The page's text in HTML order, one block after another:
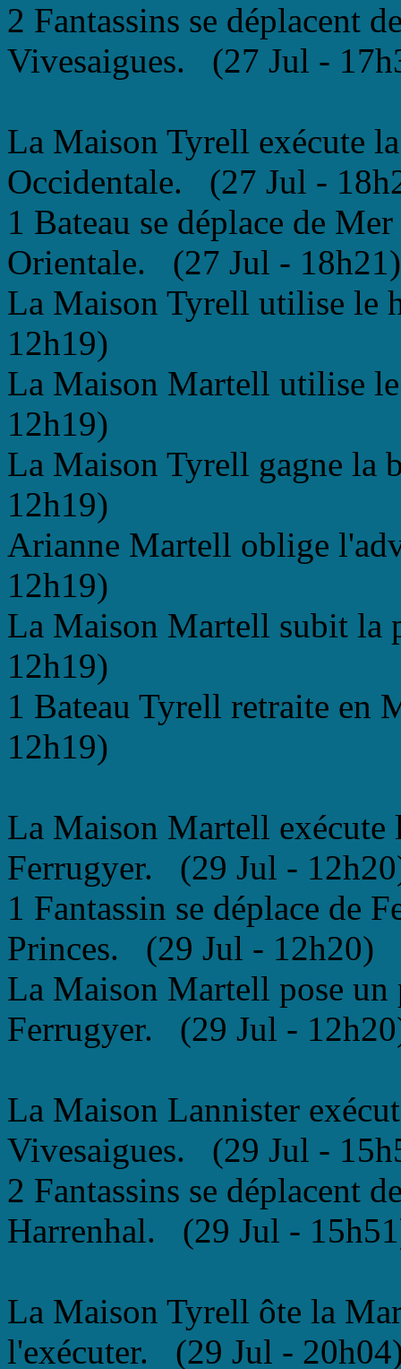
2 Fantassins se déplacent
Vivesaigues. (27 Jul -
La Maison Tyrell exécute
Occidentale. (27 Jul -
1 Bateau se déplace de
Orientale. (27 Jul - 18h21)
La Maison Tyrell utilise le
12h19)
La Maison Martell utilise
12h19)
La Maison Tyrell gagne la
12h19)
Arianne Martell oblige
12h19)
La Maison Martell subit la
12h19)
1 Bateau Tyrell retraite en
12h19)
La Maison Martell exécute
Ferrugyer. (29 Jul -
1 Fantassin se déplace de
Princes. (29 Jul - 12h20)
La Maison Martell pose
Ferrugyer. (29 Jul -
La Maison Lannister
Vivesaigues. (29 Jul -
2 Fantassins se déplacent
Harrenhal. (29 Jul -
La Maison Tyrell ôte la
l'exécuter. (29 Jul -